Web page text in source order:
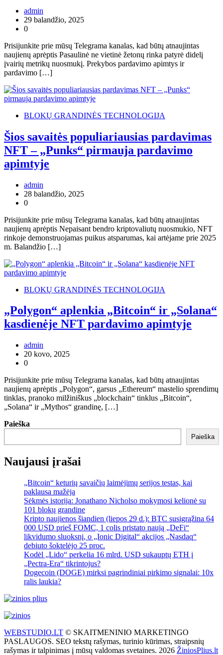
admin
29 balandžio, 2025
0
Prisijunkite prie mūsų Telegrama kanalas, kad būtų atnaujintas
naujienų aprėptis Pasaulinė ne vietinė žetonų rinka patyrė didelį
įvairių metrikų nuosmukį. Prekybos pardavimo apimtys ir
pardavimo […]
BLOKŲ GRANDINĖS TECHNOLOGIJA
Šios savaitės populiariausias pardavimas
NFT – „Punks“ pirmauja pardavimo
apimtyje
admin
28 balandžio, 2025
0
Prisijunkite prie mūsų Telegrama kanalas, kad būtų atnaujintas
naujienų aprėptis Nepaisant bendro kriptovaliutų nuosmukio, NFT
rinkoje demonstruojamas puikus atsparumas, kai artėjame prie 2025
m. Balandžio […]
BLOKŲ GRANDINĖS TECHNOLOGIJA
„Polygon“ aplenkia „Bitcoin“ ir „Solana“
kasdienėje NFT pardavimo apimtyje
admin
20 kovo, 2025
0
Prisijunkite prie mūsų Telegrama kanalas, kad būtų atnaujintas
naujienų aprėptis „Polygon“, garsus „Ethereum“ mastelio sprendimų
tinklas, pranoko milžiniškus „blockchain“ tinklus „Bitcoin“,
„Solana“ ir „Mythos“ grandinę, […]
Paieška
Paieška
Naujausi įrašai
„Bitcoin“ keturių savaičių laimėjimų serijos testas, kai
paklausa mažėja
Sėkmės istorija: Jonathano Nicholso mokymosi kelionė su
101 blokų grandine
Kripto naujienos šiandien (liepos 29 d.): BTC susigrąžina 64
000 USD prieš FOMC, 1 colis pristato naują „DeFi“
likvidumo sluoksnį, o „Ionic Digital“ akcijos „Nasdaq“
debiuto šoktelėjo 25 proc.
Kodėl „Lido“ perkelia 16 mlrd. USD sukauptų ETH į
„Pectra-Era“ tikrintojus?
Dogecoin (DOGE) mirksi pagrindiniai pirkimo signalai: 10x
ralis laukia?
WEBSTUDIO.LT © SKAITMENINIO MARKETINGO
PASLAUGOS. SEO tekstų rašymas, turinio kūrimas, straipsnių
rašymas ir talpinimas į mūsų valdomas svetaines. 2026 ŽiniosPlius.lt